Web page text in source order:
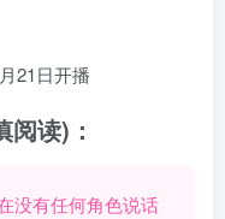
21日开播
读)：
没有任何角色说话